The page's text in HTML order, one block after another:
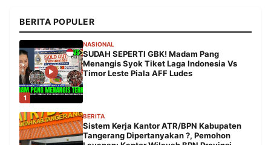
BERITA POPULER
1
NASIONAL
SUDAH SEPERTI GBK! Madam Pang
Menangis Syok Tiket Laga Indonesia Vs
Timor Leste Piala AFF Ludes
BERITA
Sistem Kerja Kantor ATR/BPN Kabupaten
Tangerang Dipertanyakan ?, Pemohon